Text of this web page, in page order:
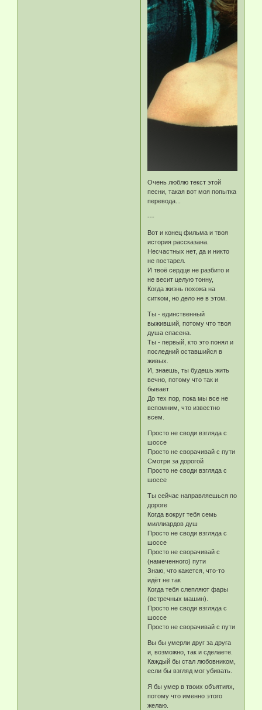
Очень люблю текст этой
песни, такая вот моя попытка
перевода...
---
Вот и конец фильма и твоя
история рассказана.
Несчастных нет, да и никто
не постарел.
И твоё сердце не разбито и
не весит целую тонну,
Когда жизнь похожа на
ситком, но дело не в этом.
Ты - единственный
выживший, потому что твоя
душа спасена.
Ты - первый, кто это понял и
последний оставшийся в
живых.
И, знаешь, ты будешь жить
вечно, потому что так и
бывает
До тех пор, пока мы все не
вспомним, что известно
всем.
Просто не своди взгляда с
шоссе
Просто не сворачивай с пути
Смотри за дорогой
Просто не своди взгляда с
шоссе
Ты сейчас направляешься по
дороге
Когда вокруг тебя семь
миллиардов душ
Просто не своди взгляда с
шоссе
Просто не сворачивай с
(намеченного) пути
Знаю, что кажется, что-то
идёт не так
Когда тебя слепляют фары
(встречных машин).
Просто не своди взгляда с
шоссе
Просто не сворачивай с пути
Вы бы умерли друг за друга
и, возможно, так и сделаете.
Каждый бы стал любовником,
если бы взгляд мог убивать.
Я бы умер в твоих объятиях,
потому что именно этого
желаю.